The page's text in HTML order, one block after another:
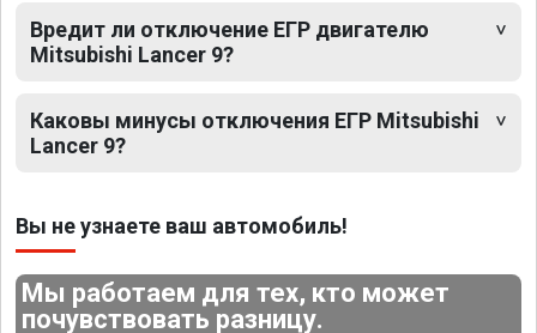
Вредит ли отключение ЕГР двигателю
Mitsubishi Lancer 9?
Каковы минусы отключения ЕГР Mitsubishi
Lancer 9?
Вы не узнаете ваш автомобиль!
Мы работаем для тех, кто может
почувствовать разницу.